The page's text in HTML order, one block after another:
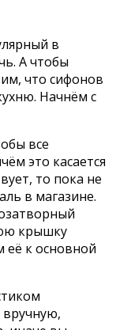
в
А чтобы
что сифонов
Начнём с
все
это касается
то пока не
в магазине.
крышку
её к основной
вручную,